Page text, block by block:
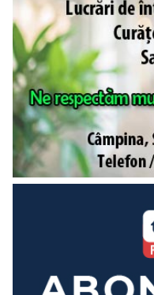
mai fost valabil, cu o
necesară mutării statuii,
mutare, adică demolare,
statuie.